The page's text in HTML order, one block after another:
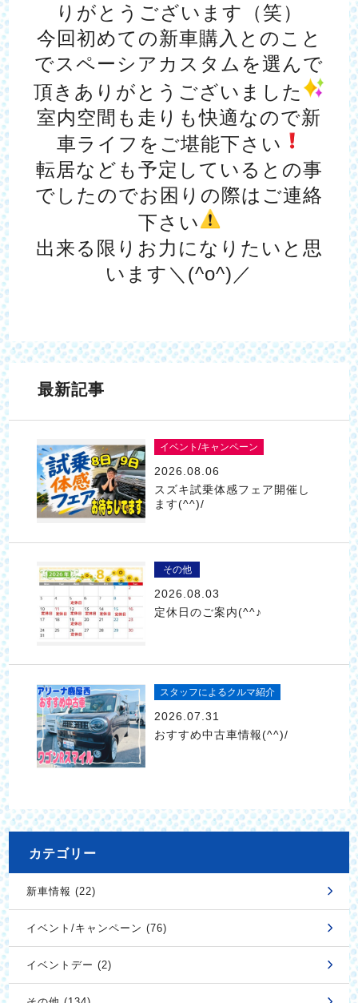
りがとうございます（笑）
今回初めての新車購入とのこと
でスペーシアカスタムを選んで
頂きありがとうございました
室内空間も走りも快適なので新
車ライフをご堪能下さい
転居なども予定しているとの事
でしたのでお困りの際はご連絡
下さい
出来る限りお力になりたいと思
います＼(^o^)／
最新記事
イベント/キャンペーン
2026.08.06
スズキ試乗体感フェア開催し
ます(^^)/
その他
2026.08.03
定休日のご案内(^^♪
スタッフによるクルマ紹介
2026.07.31
おすすめ中古車情報(^^)/
カテゴリー
新車情報 (22)
イベント/キャンペーン (76)
イベントデー (2)